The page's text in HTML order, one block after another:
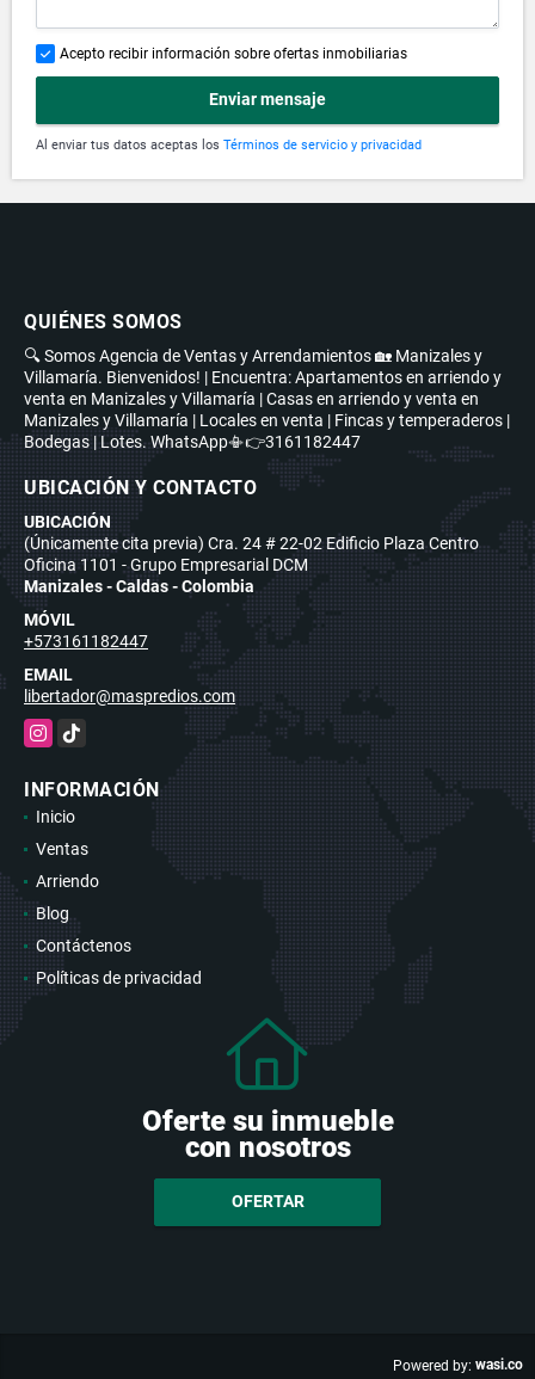
Acepto recibir información sobre ofertas inmobiliarias
Enviar mensaje
Al enviar tus datos aceptas los Términos de servicio y privacidad
QUIÉNES SOMOS
🔍 Somos Agencia de Ventas y Arrendamientos 🏡 Manizales y
Villamaría. Bienvenidos! | Encuentra: Apartamentos en arriendo y
venta en Manizales y Villamaría | Casas en arriendo y venta en
Manizales y Villamaría | Locales en venta | Fincas y temperaderos |
Bodegas | Lotes. WhatsApp📳👉3161182447
UBICACIÓN Y CONTACTO
UBICACIÓN
(Únicamente cita previa) Cra. 24 # 22-02 Edificio Plaza Centro
Oficina 1101 - Grupo Empresarial DCM
Manizales - Caldas - Colombia
MÓVIL
+573161182447
EMAIL
libertador@maspredios.com
Instagram
TikTok
INFORMACIÓN
Inicio
Ventas
Arriendo
Blog
Contáctenos
Políticas de privacidad
Oferte su inmueble
con nosotros
OFERTAR
Powered by: wasi.co